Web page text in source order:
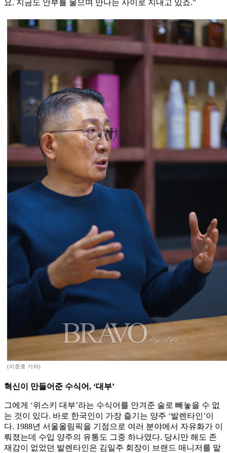
요. 지금도 안부를 물으며 만나는 사이로 지내고 있죠.”
(이준호 기자)
혁신이 만들어준 수식어, ‘대부’
그에게 ‘위스키 대부’라는 수식어를 안겨준 술로 빼놓을 수 없
는 것이 있다. 바로 한국인이 가장 즐기는 양주 ‘발렌타인’이
다. 1988년 서울올림픽을 기점으로 여러 분야에서 자유화가 이
뤄졌는데 수입 양주의 유통도 그중 하나였다. 당시만 해도 존
재감이 없었던 발렌타인은 김일주 회장이 브랜드 매니저를 맡